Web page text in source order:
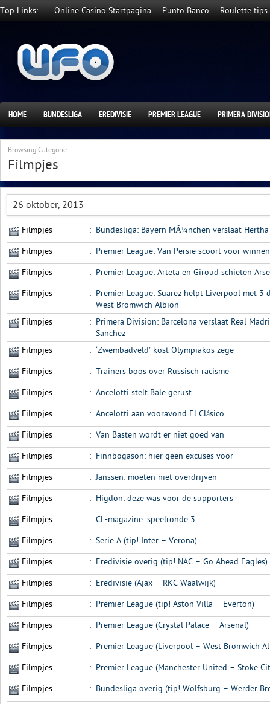
Top Links: Online Casino Startpagina Punto Banco Roulette tips
HOME BUNDESLIGA EREDIVISIE PREMIER LEAGUE PRIMERA
Browsing Categorie
Filmpjes
26 oktober, 2013
Filmpjes : Bundesliga: Bayern MÃ¼nchen verslaat
Filmpjes : Premier League: Van Persie scoort voor
Filmpjes : Premier League: Arteta en Giroud schieten
Filmpjes : Premier League: Suarez helpt Liverpool met 3
West Bromwich Albion
Filmpjes
: Primera Division: Barcelona verslaat Real
Sanchez
Filmpjes
: ‘Zwembadveld’ kost Olympiakos zege
Filmpjes : Trainers boos over Russisch racisme
Filmpjes : Ancelotti stelt Bale gerust
Filmpjes : Ancelotti aan vooravond El Clásico
Filmpjes : Van Basten wordt er niet goed van
Filmpjes : Finnbogason: hier geen excuses voor
Filmpjes : Janssen: moeten niet overdrijven
Filmpjes : Higdon: deze was voor de supporters
Filmpjes : CL-magazine: speelronde 3
Filmpjes : Serie A (tip! Inter – Verona)
Filmpjes : Eredivisie overig (tip! NAC – Go Ahead Eagles)
Filmpjes : Eredivisie (Ajax – RKC Waalwijk)
Filmpjes : Premier League (tip! Aston Villa – Everton)
Filmpjes : Premier League (Crystal Palace – Arsenal)
Filmpjes : Premier League (Liverpool – West Bromwich
Filmpjes : Premier League (Manchester United – Stoke
Filmpjes : Bundesliga overig (tip! Wolfsburg – Werder